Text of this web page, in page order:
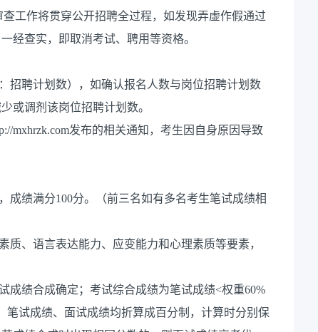
工作将贯穿公开招聘全过程，如发现弄虚作假通过
经查实，即取消考试、聘用等资格。
招聘计划数），如确认报名人数与岗位招聘计划数
或调剂该岗位招聘计划数。
mxhrzk.com发布的相关通知，考生因自身原因导致
成绩满分100分。（前三名如有多名考生笔试成绩相
、语言表达能力、应变能力和心理素质等要素，
成绩合成确定；考试综合成绩为笔试成绩<权重60%
笔试成绩、面试成绩均折算成百分制，计算时分别保